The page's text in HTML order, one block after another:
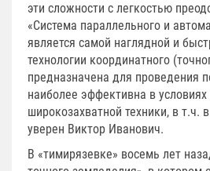
эти сложности с легкостью
«Система параллельного и
является самой наглядной и
технологии координатного
предназначена для проведения
наиболее эффективна в
широкозахватной техники, в т.ч.
уверен Виктор Иванович.
В «тимирязевке» восемь лет